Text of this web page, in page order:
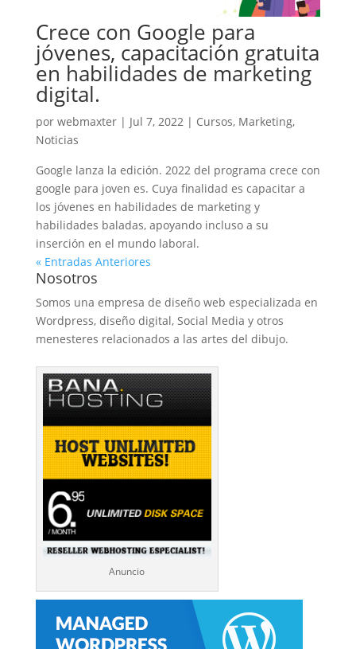
Crece con Google para
jóvenes, capacitación gratuita
en habilidades de marketing
digital.
por webmaxter| Jul 7, 2022 | Cursos, Marketing,
Noticias
Google lanza la edición. 2022 del programa crece con
google para joven es. Cuya finalidad es capacitar a
los jóvenes en habilidades de marketing y
habilidades baladas, apoyando incluso a su
inserción en el mundo laboral.
« Entradas Anteriores
Nosotros
Somos una empresa de diseño web especializada en
Wordpress, diseño digital, Social Media y otros
menesteres relacionados a las artes del dibujo.
Anuncio